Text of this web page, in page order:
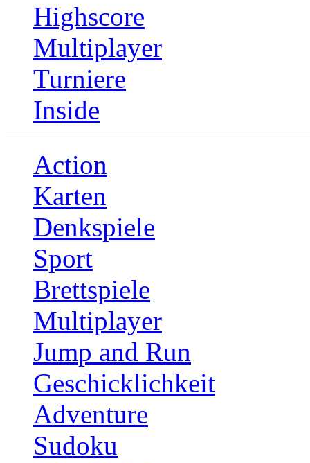
Highscore
Multiplayer
Turniere
Inside
Action
Karten
Denkspiele
Sport
Brettspiele
Multiplayer
Jump and Run
Geschicklichkeit
Adventure
Sudoku